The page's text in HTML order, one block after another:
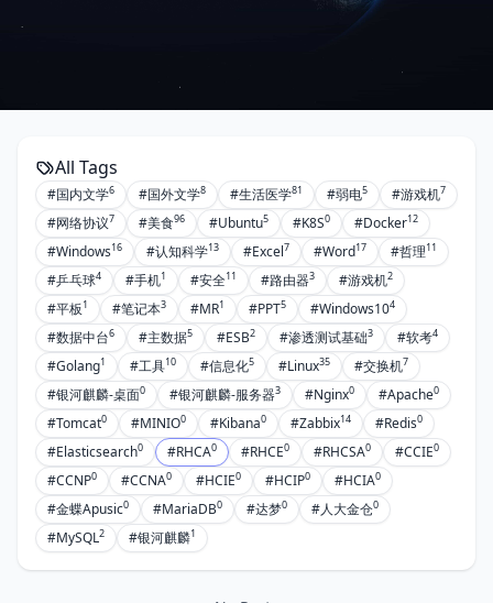
All Tags
#国内文学6 #国外文学8 #生活医学81 #弱电5 #游戏机7
#网络协议7 #美食96 #Ubuntu5 #K8S0 #Docker12
#Windows16 #认知科学13 #Excel7 #Word17 #哲理11
#乒乓球4 #手机1 #安全11 #路由器3 #游戏机2
#平板1 #笔记本3 #MR1 #PPT5 #Windows104
#数据中台6 #主数据5 #ESB2 #渗透测试基础3 #软考4
#Golang1 #工具10 #信息化5 #Linux35 #交换机7
#银河麒麟-桌面0 #银河麒麟-服务器3 #Nginx0 #Apache0
#Tomcat0 #MINIO0 #Kibana0 #Zabbix14 #Redis0
#Elasticsearch0 #RHCA0 #RHCE0 #RHCSA0 #CCIE0
#CCNP0 #CCNA0 #HCIE0 #HCIP0 #HCIA0
#金蝶Apusic0 #MariaDB0 #达梦0 #人大金仓0
#MySQL2 #银河麒麟1